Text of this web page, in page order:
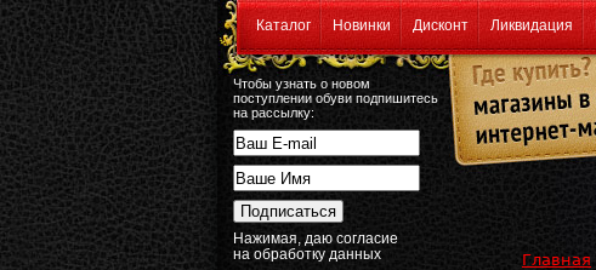
Каталог Новинки Дисконт Ликвидация
Чтобы узнать о новом
поступлении обуви подпишитесь
на рассылку:
Нажимая, даю согласие
на обработку данных
Главная